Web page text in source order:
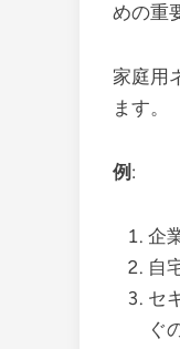
めの重
家庭用
ます。
例 :
企
自
セ
ぐ